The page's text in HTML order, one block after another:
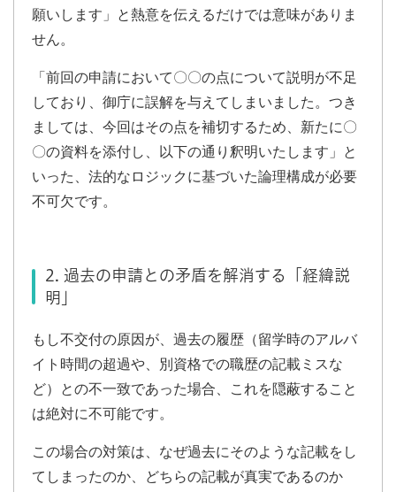
願いします」と熱意を伝えるだけでは意味がありま
せん。
「前回の申請において〇〇の点について説明が不足
しており、御庁に誤解を与えてしまいました。つき
ましては、今回はその点を補切するため、新たに〇
〇の資料を添付し、以下の通り釈明いたします」と
いった、法的なロジックに基づいた論理構成が必要
不可欠です。
2. 過去の申請との矛盾を解消する「経緯説
明」
もし不交付の原因が、過去の履歴（留学時のアルバ
イト時間の超過や、別資格での職歴の記載ミスな
ど）との不一致であった場合、これを隠蔽すること
は絶対に不可能です。
この場合の対策は、なぜ過去にそのような記載をし
てしまったのか、どちらの記載が真実であるのか